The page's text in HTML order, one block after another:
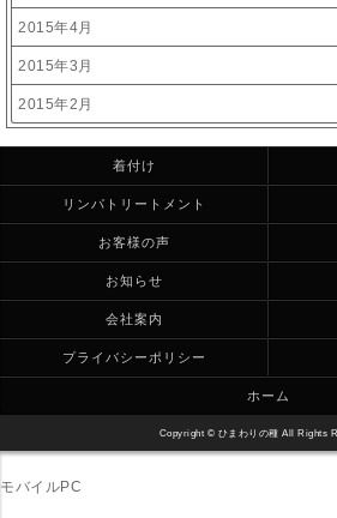
2015年4月
2015年3月
2015年2月
着付け
リンパトリートメント
お客様の声
お知らせ
会社案内
プライバシーポリシー
ホーム
Copyright © ひまわりの種 All Rights
モバイルPC